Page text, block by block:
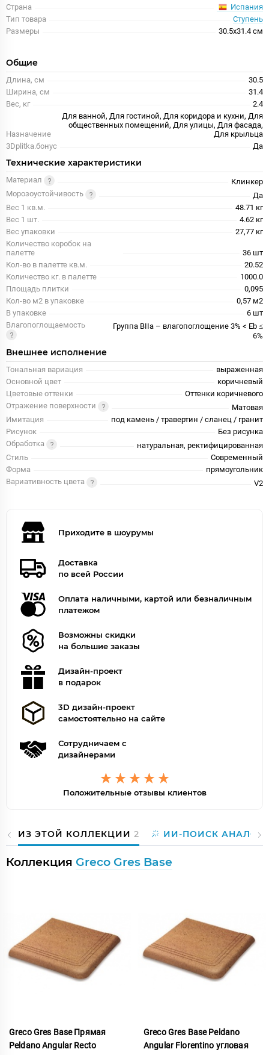
Страна
Испания
Тип товара
Ступень
Размеры
30.5x31.4 см
Общие
Длина, см
30.5
Ширина, см
31.4
Вес, кг
2.4
Назначение
Для ванной, Для гостиной, Для коридора и кухни, Для
общественных помещений, Для улицы, Для фасада,
Для крыльца
3Dplitka.бонус
Да
Технические характеристики
Материал
Клинкер
Морозоустойчивость
Да
Вес 1 кв.м.
48.71 кг
Вес 1 шт.
4.62 кг
Вес упаковки
27,77 кг
Количество коробок на
палетте
36 шт
Кол-во в палетте кв.м.
20.52
Количество кг. в палетте
1000.0
Площадь плитки
0,095
Кол-во м2 в упаковке
0,57 м2
В упаковке
6 шт
Влагопоглощаемость
Группа BIIa – влагопоглощение 3% < Eb ≤
6%
Внешнее исполнение
Тональная вариация
выраженная
Основной цвет
коричневый
Цветовые оттенки
Оттенки коричневого
Отражение поверхности
Матовая
Имитация
под камень / травертин / сланец / гранит
Рисунок
Без рисунка
Обработка
натуральная, ректифицированная
Стиль
Современный
Форма
прямоугольник
Вариативность цвета
V2
Приходите в шоурумы
Доставка
по всей России
Оплата наличными, картой или безналичным
платежом
Возможны скидки
на большие заказы
Дизайн-проект
в подарок
3D дизайн-проект
самостоятельно на сайте
Сотрудничаем с
дизайнерами
Положительные отзывы клиентов
ИЗ ЭТОЙ КОЛЛЕКЦИИ 2 ИИ-ПОИСК
Коллекция Greco Gres Base
Greco Gres Base Прямая
Peldano Angular Recto
Greco Gres Base Peldano
Angular Florentino угловая